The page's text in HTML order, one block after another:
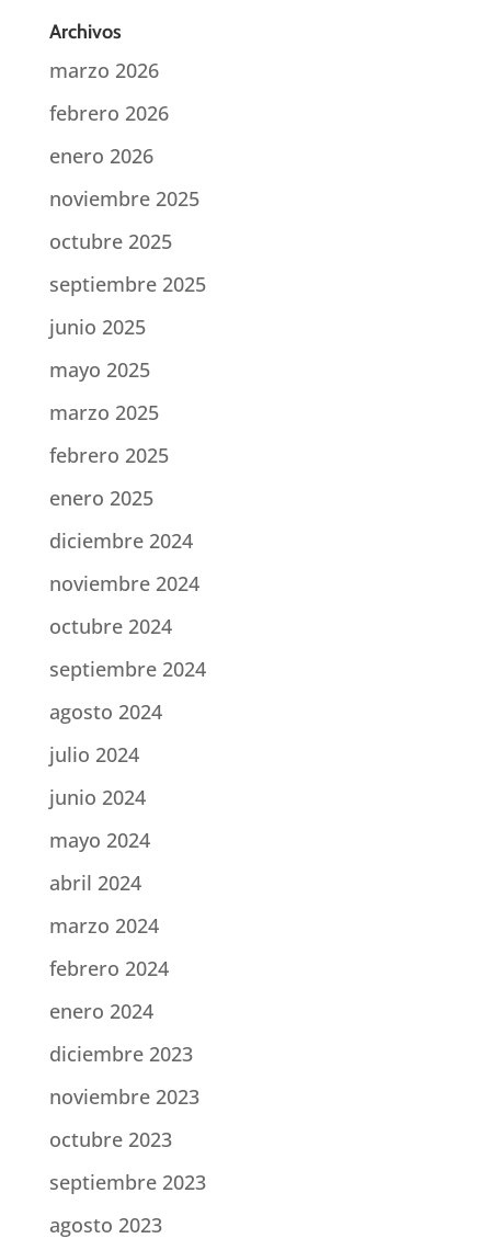
Archivos
marzo 2026
febrero 2026
enero 2026
noviembre 2025
octubre 2025
septiembre 2025
junio 2025
mayo 2025
marzo 2025
febrero 2025
enero 2025
diciembre 2024
noviembre 2024
octubre 2024
septiembre 2024
agosto 2024
julio 2024
junio 2024
mayo 2024
abril 2024
marzo 2024
febrero 2024
enero 2024
diciembre 2023
noviembre 2023
octubre 2023
septiembre 2023
agosto 2023